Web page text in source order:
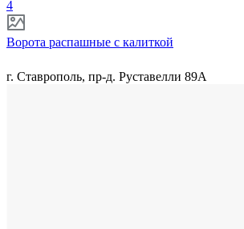
4
Ворота распашные с калиткой
г. Ставрополь, пр-д. Руставелли 89А